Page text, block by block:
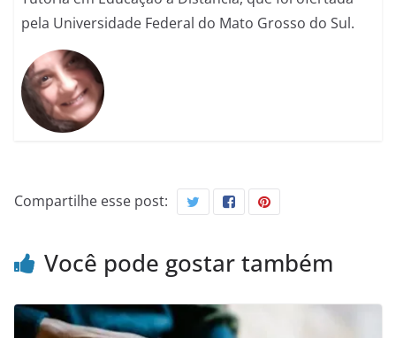
pela Universidade Federal do Mato Grosso do Sul.
Compartilhe esse post:
Você pode gostar também